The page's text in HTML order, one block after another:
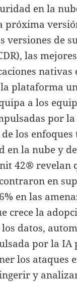
en la
de
las
nativas
plataforma
a los
por
los
en la nube y
42® revelan
en
en las
crece la
datos,
por la IA
los ataques
y